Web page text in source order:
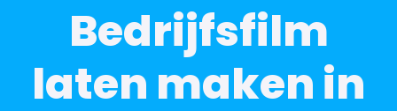
Bedrijfsfilm
laten maken in